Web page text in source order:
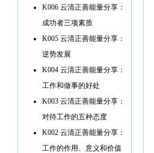
K006 云清正善能量分享：
成功者三项素质
K005 云清正善能量分享：
逆势发展
K004 云清正善能量分享：
工作和做事的好处
K003 云清正善能量分享：
对待工作的五种态度
K002 云清正善能量分享：
工作的作用、意义和价值